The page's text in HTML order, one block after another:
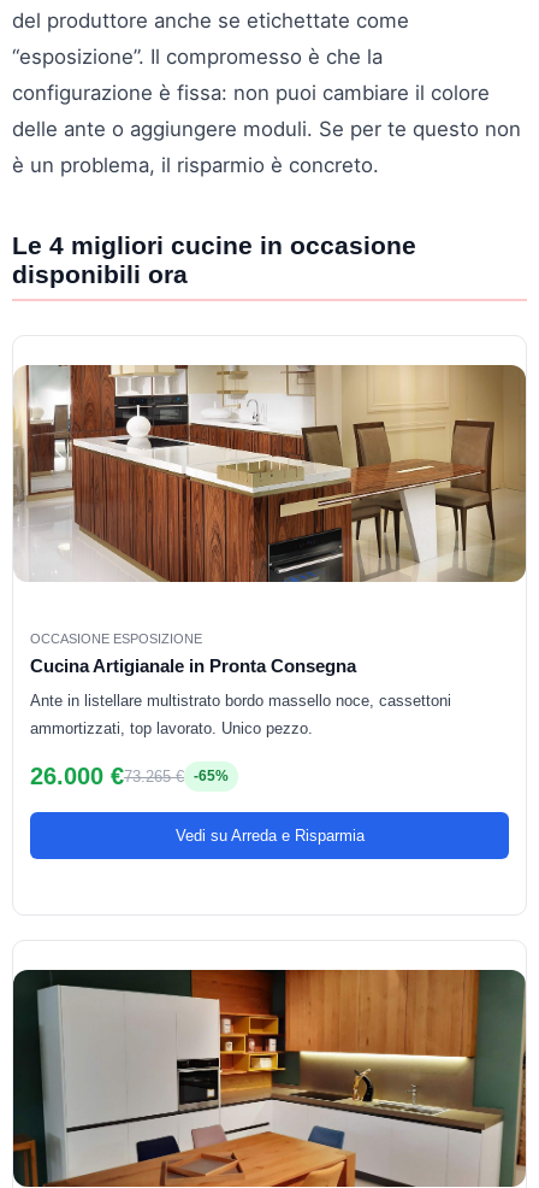
del produttore anche se etichettate come
“esposizione”. Il compromesso è che la
configurazione è fissa: non puoi cambiare il colore
delle ante o aggiungere moduli. Se per te questo non
è un problema, il risparmio è concreto.
Le 4 migliori cucine in occasione
disponibili ora
OCCASIONE ESPOSIZIONE
Cucina Artigianale in Pronta Consegna
Ante in listellare multistrato bordo massello noce, cassettoni
ammortizzati, top lavorato. Unico pezzo.
26.000 €73.265 € -65%
Vedi su Arreda e Risparmia